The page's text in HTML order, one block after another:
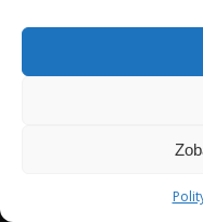
Copyright © 2003-2025